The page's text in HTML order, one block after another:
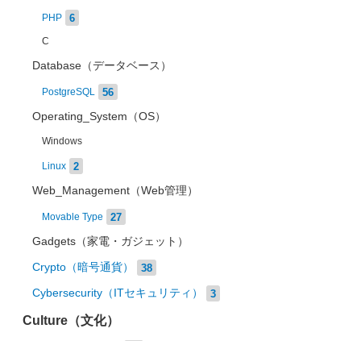
PHP 6
C
Database（データベース）
PostgreSQL 56
Operating_System（OS）
Windows
Linux 2
Web_Management（Web管理）
Movable Type 27
Gadgets（家電・ガジェット）
Crypto（暗号通貨） 38
Cybersecurity（ITセキュリティ） 3
Culture（文化）